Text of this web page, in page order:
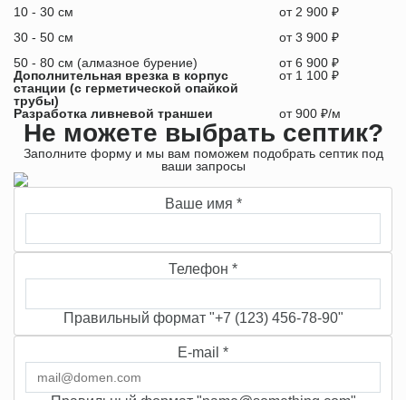
10 - 30 см
30 - 50 см
50 - 80 см (алмазное бурение)
от 2 900 ₽
от 3 900 ₽
от 6 900 ₽
Дополнительная врезка в корпус
станции (с герметической опайкой
трубы)
от 1 100 ₽
Разработка ливневой траншеи от 900 ₽/м
Не можете выбрать септик?
Заполните форму и мы вам поможем подобрать септик под
ваши запросы
Ваше имя *
Телефон *
Правильный формат "+7 (123) 456-78-90"
E-mail *